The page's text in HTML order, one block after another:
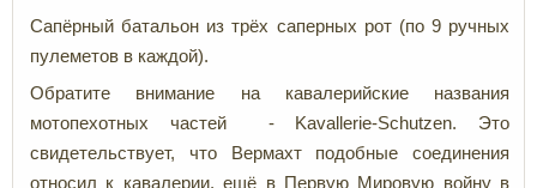
Сапёрный батальон из трёх саперных рот (по 9 ручных
пулеметов в каждой).
Обратите внимание на кавалерийские названия
мотопехотных частей - Kavallerie-Schutzen. Это
свидетельствует, что Вермахт подобные соединения
относил к кавалерии, ещё в Первую Мировую войну в